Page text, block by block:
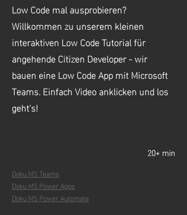
Low Code mal ausprobieren?
Willkommen zu unserem kleinen
interaktiven Low Code Tutorial für
angehende Citizen Developer - wir
bauen eine Low Code App mit Microsoft
Teams. Einfach Video anklicken und los
geht's!
20+ min
Doku MS Teams
Doku MS Power Apps
Doku MS Power Automate